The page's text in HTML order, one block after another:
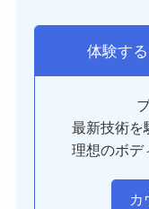
体験する
最新技術を
理想のボデ
カ